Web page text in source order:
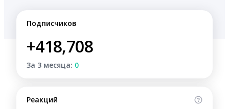
Подписчиков
+418,708
За 3 месяца: 0
Реакций